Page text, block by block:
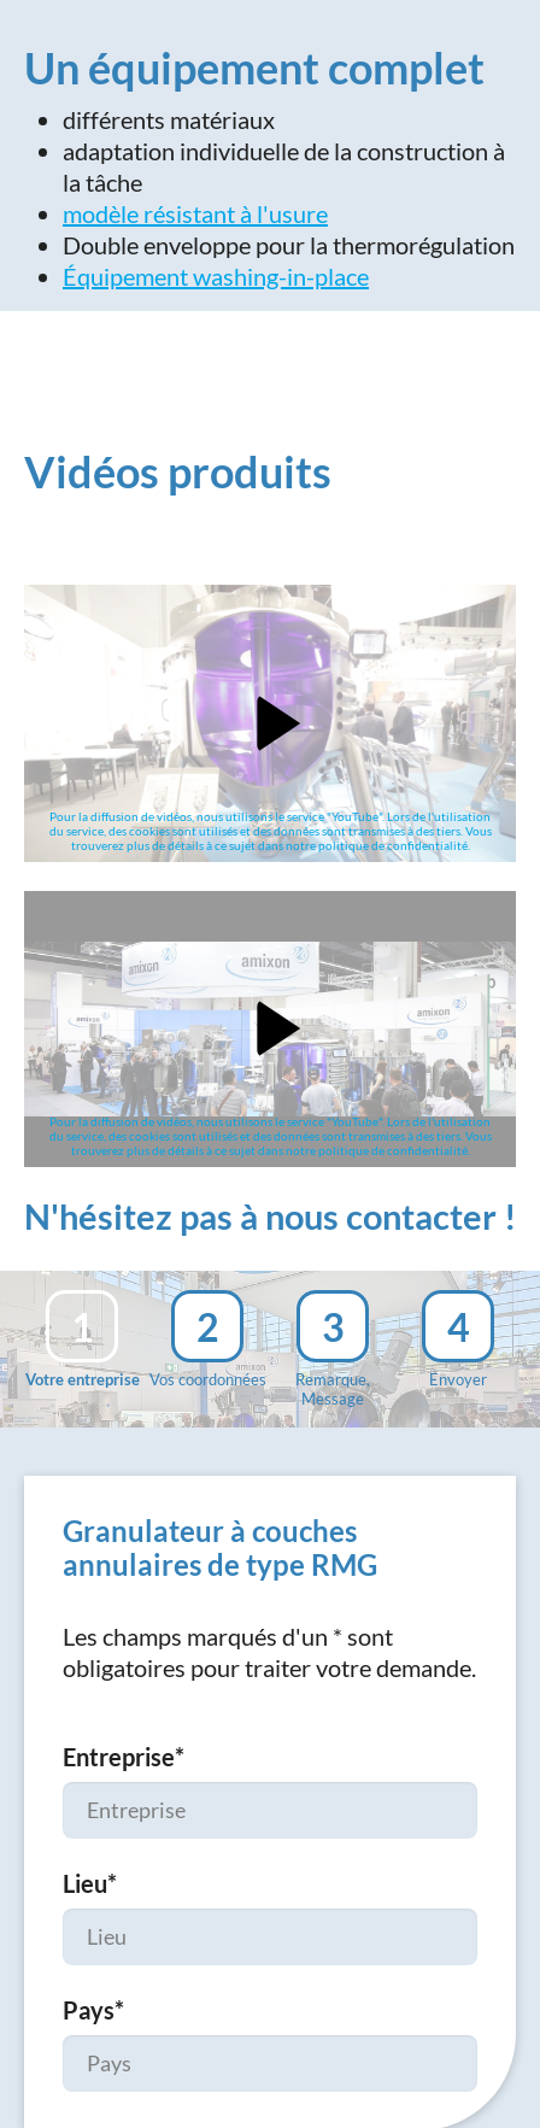
Un équipement complet
différents matériaux
adaptation individuelle de la construction à
la tâche
modèle résistant à l'usure
Double enveloppe pour la thermorégulation
Équipement washing-in-place
Vidéos produits
Pour la diffusion de vidéos, nous utilisons le service "YouTube". Lors de l'utilisation
du service, des cookies sont utilisés et des données sont transmises à des tiers. Vous
trouverez plus de détails à ce sujet dans notre politique de confidentialité.
Pour la diffusion de vidéos, nous utilisons le service "YouTube". Lors de l'utilisation
du service, des cookies sont utilisés et des données sont transmises à des tiers. Vous
trouverez plus de détails à ce sujet dans notre politique de confidentialité.
N'hésitez pas à nous contacter !
1
Votre entreprise
2
Vos coordonnées
3
Remarque,
Message
4
Envoyer
Granulateur à couches
annulaires de type RMG
Les champs marqués d'un * sont
obligatoires pour traiter votre demande.
Entreprise*
Lieu*
Pays*